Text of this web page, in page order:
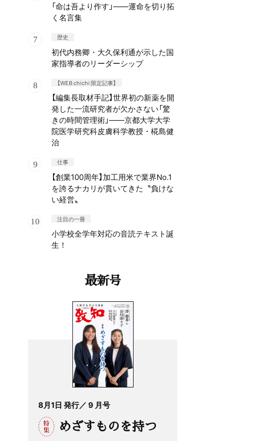
「命は吾より作す」——運命を切り拓
く名言集
歴史
初代内務卿・大久保利通が示した国
家指導者のリーダーシップ
【WEB chichi 限定記事】
【編集長取材手記】世界初の新薬を開
発した一流研究者が欠かさない「驚
きの時間管理術」——京都大学大学
院医学研究科皮膚科学教授・椛島健
治
仕事
【創業100周年】加工用米で業界No.1
を誇るナカリが貫いてきた〝負けな
い経営〟
注目の一冊
小学校全学年対応の音読テキスト誕
生！
最新号
8月1日 発行／ 9 月号
めざすものを持つ